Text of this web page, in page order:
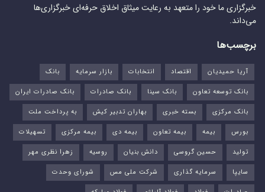
خبرگزاری ما خود را متعهد به رعایت میثاق اخلاق حرفه‌ای خبرگزاری‌ها
می‌داند.
برچسب‌ها
آریا حمیدیان اقتصاد انتخابات بازار سرمایه
بانک
بانک توسعه تعاون
بانک سینا بانک صادرات
بانک صادرات ایران
بانک مرکزی
بسته خبری بهاران تدبیر کیش
به پرداخت ملت
بورس‌
بیمه بیمه تعاون بیمه دی بیمه مرکزی
تسهیلات
تولید
حسین گروسی دانش بنیان روسیه
زهرا نظری مهر
سایپا
سرمایه گذاری شرکت ملی مس
شورای وحدت